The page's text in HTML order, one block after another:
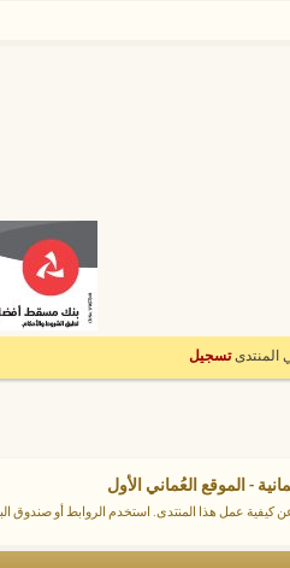
المنتدىتسجيل
- الموقع العُماني الأول
عن كيفية عمل هذا المنتدى. استخدم الروابط أو